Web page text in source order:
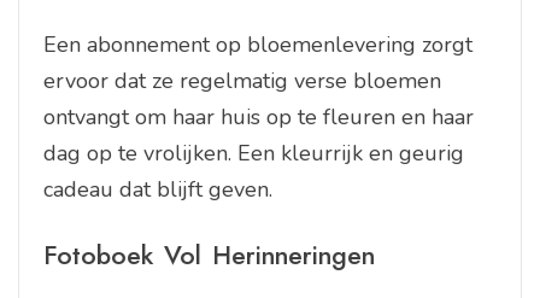
Een abonnement op bloemenlevering zorgt
ervoor dat ze regelmatig verse bloemen
ontvangt om haar huis op te fleuren en haar
dag op te vrolijken. Een kleurrijk en geurig
cadeau dat blijft geven.
Fotoboek Vol Herinneringen